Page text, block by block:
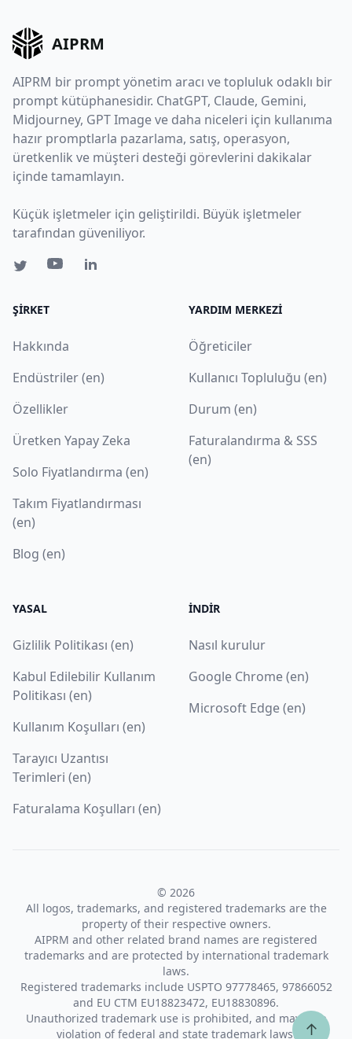
AIPRM
AIPRM bir prompt yönetim aracı ve topluluk odaklı bir
prompt kütüphanesidir. ChatGPT, Claude, Gemini,
Midjourney, GPT Image ve daha niceleri için kullanıma
hazır promptlarla pazarlama, satış, operasyon,
üretkenlik ve müşteri desteği görevlerini dakikalar
içinde tamamlayın.
Küçük işletmeler için geliştirildi. Büyük işletmeler
tarafından güveniliyor.
ŞIRKET
Hakkında
Endüstriler (en)
Özellikler
Üretken Yapay Zeka
Solo Fiyatlandırma (en)
Takım Fiyatlandırması
(en)
Blog (en)
YARDIM MERKEZI
Öğreticiler
Kullanıcı Topluluğu (en)
Durum (en)
Faturalandırma & SSS
(en)
YASAL
Gizlilik Politikası (en)
Kabul Edilebilir Kullanım
Politikası (en)
Kullanım Koşulları (en)
Tarayıcı Uzantısı
Terimleri (en)
Faturalama Koşulları (en)
İNDIR
Nasıl kurulur
Google Chrome (en)
Microsoft Edge (en)
© 2026
All logos, trademarks, and registered trademarks are the
property of their respective owners.
AIPRM and other related brand names are registered
trademarks and are protected by international trademark
laws.
Registered trademarks include USPTO 97778465, 97866052
and EU CTM EU18823472, EU18830896.
Unauthorized trademark use is prohibited, and may be a
violation of federal and state trademark laws.
↑